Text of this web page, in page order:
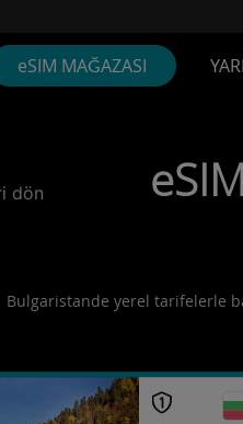
eSIM MAĞAZASI
dön
Bulgaristande yerel tarifelerle